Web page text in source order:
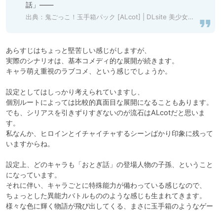
話」――
出典： 鬼ごっこ！玉手箱パック [ALcot] | DLsite 美少女ゲーム - R18
あらすじはちょっと堅苦しい感じがしますが、
実際のシナリオは、基本コメディ的な展開が続きます。
キャラ萌え重視のラブコメ、という感じでしょうか。
設定としてはしっかり考えられていますし、
個別ルートによっては比較的真面目な展開になることもあります。
でも、シリアスを引きずりすぎないのが流石はALcotだと思いま
す。
私なんか、ヒロインとイチャイチャするシーンばかり印象に残って
いますからね。
設定上、どのキャラも「おとぎ話」の登場人物の子孫、ということ
になっています。
それに伴い、キャラごとに特殊能力が備わっている感じなので、
ちょっとした異能力バトルもののような感じも生まれてきます。
様々な色に輝く物語が飛び出してくる、まさに玉手箱のようなゲー